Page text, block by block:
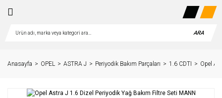
ARA
Anasayfa OPEL ASTRA J Periyodik Bakım Parçaları 1.6 CDTI Opel